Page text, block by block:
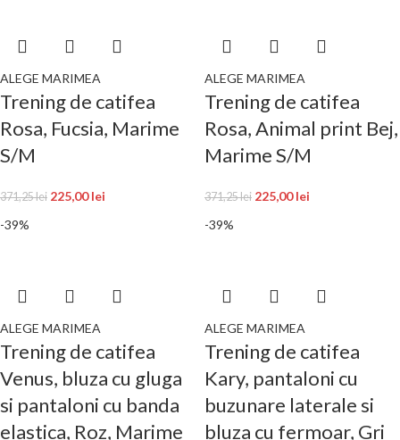
ALEGE MARIMEA
Trening de catifea
Rosa, Fucsia, Marime
S/M
371,25lei 225,00lei
ALEGE MARIMEA
Trening de catifea
Rosa, Animal print Bej,
Marime S/M
371,25lei 225,00lei
-39%
ALEGE MARIMEA
Trening de catifea
Venus, bluza cu gluga
si pantaloni cu banda
elastica, Roz, Marime
-39%
ALEGE MARIMEA
Trening de catifea
Kary, pantaloni cu
buzunare laterale si
bluza cu fermoar, Gri